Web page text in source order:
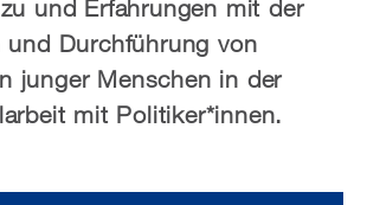
und Erfahrungen mit der
und Durchführung von
junger Menschen in der
mit Politiker*innen.